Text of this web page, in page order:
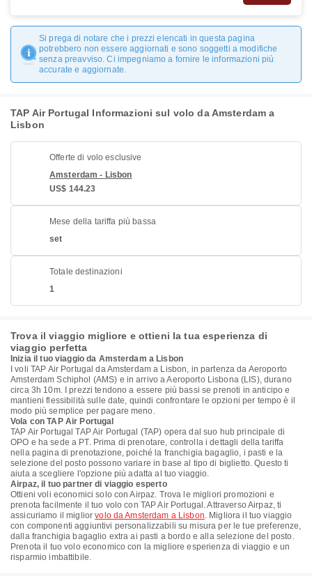
Si prega di notare che i prezzi elencati in questa pagina
potrebbero non essere aggiornati e sono soggetti a modifiche
senza preavviso. Ci impegniamo a fornire le informazioni più
accurate e aggiornate.
TAP Air Portugal Informazioni sul volo da Amsterdam a
Lisbon
Offerte di volo esclusive
Amsterdam - Lisbon
US$ 144.23
Mese della tariffa più bassa
set
Totale destinazioni
1
Trova il viaggio migliore e ottieni la tua esperienza di
viaggio perfetta
Inizia il tuo viaggio da Amsterdam a Lisbon
I voli TAP Air Portugal da Amsterdam a Lisbon, in partenza da Aeroporto
Amsterdam Schiphol (AMS) e in arrivo a Aeroporto Lisbona (LIS), durano
circa 3h 10m. I prezzi tendono a essere più bassi se prenoti in anticipo e
mantieni flessibilità sulle date, quindi confrontare le opzioni per tempo è il
modo più semplice per pagare meno.
Vola con TAP Air Portugal
TAP Air Portugal TAP Air Portugal (TAP) opera dal suo hub principale di
OPO e ha sede a PT. Prima di prenotare, controlla i dettagli della tariffa
nella pagina di prenotazione, poiché la franchigia bagaglio, i pasti e la
selezione del posto possono variare in base al tipo di biglietto. Questo ti
aiuta a scegliere l'opzione più adatta al tuo viaggio.
Airpaz, il tuo partner di viaggio esperto
Ottieni voli economici solo con Airpaz. Trova le migliori promozioni e
prenota facilmente il tuo volo con TAP Air Portugal. Attraverso Airpaz, ti
assicuriamo il migliorvolo da Amsterdam a Lisbon. Migliora il tuo viaggio
con componenti aggiuntivi personalizzabili su misura per le tue preferenze,
dalla franchigia bagaglio extra ai pasti a bordo e alla selezione del posto.
Prenota il tuo volo economico con la migliore esperienza di viaggio e un
risparmio imbattibile.